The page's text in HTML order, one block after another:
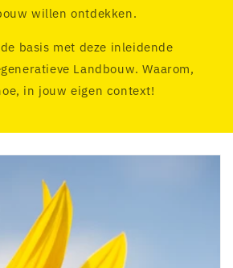
willen ontdekken.
basis met deze inleidende
Landbouw. Waarom,
in jouw eigen context!